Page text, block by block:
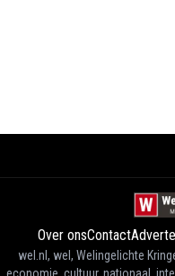
Over onsContact
wel.nl, wel, Welingelichte